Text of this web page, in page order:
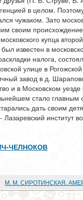
в целом.
чужаком. Зато
своим
купца
известен в
налога,
улице в
завод в д.
и в Московском уезде
стало
дать своим
институт
ЧЕЛНОКОВ